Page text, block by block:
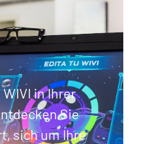
in Ihrer
Sie
sich um Ihre